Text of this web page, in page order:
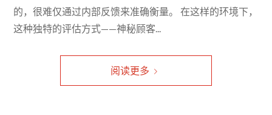
的，很难仅通过内部反馈来准确衡量。 在这样的环境下，
这种独特的评估方式——神秘顾客...
阅读更多